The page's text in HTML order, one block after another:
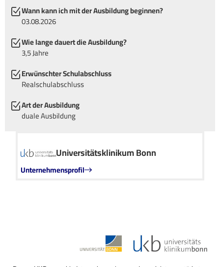
Wann kann ich mit der Ausbildung beginnen?
03.08.2026
Wie lange dauert die Ausbildung?
3,5 Jahre
Erwünschter Schulabschluss
Realschulabschluss
Art der Ausbildung
duale Ausbildung
Universitätsklinikum Bonn
Unternehmensprofil